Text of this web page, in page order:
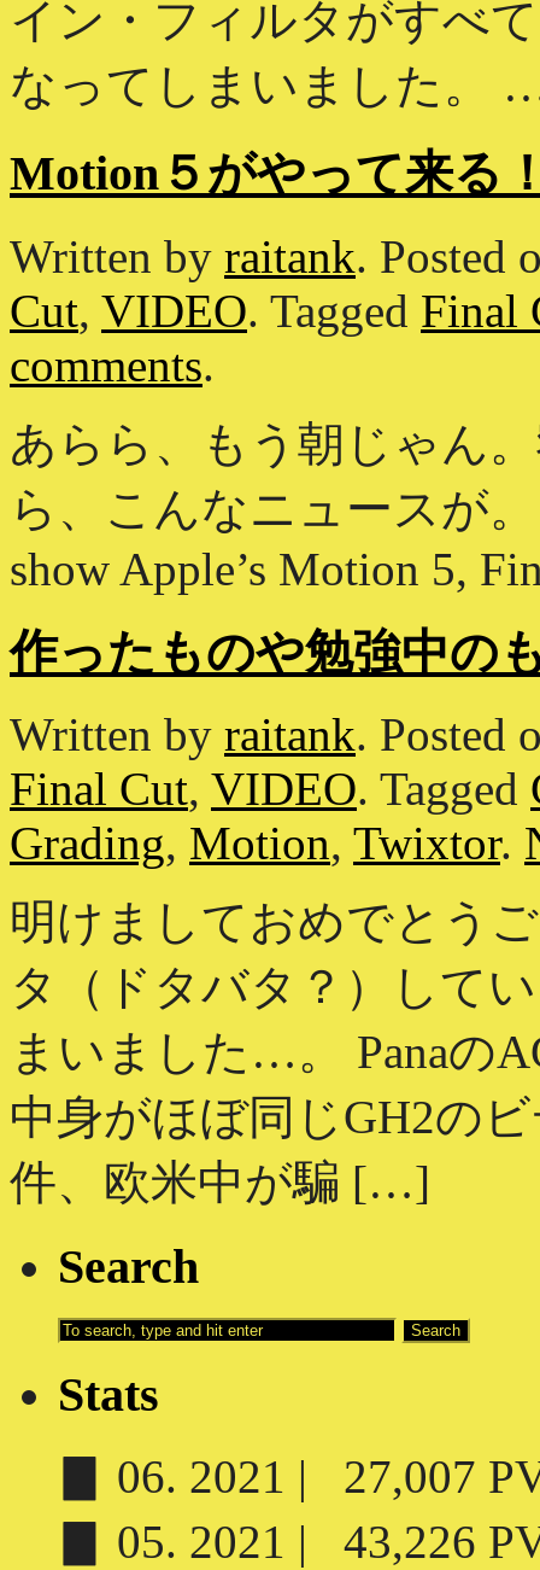
イン・フィルタがすべ
なってしまいました。
Motion５がやって来る
Written by raitank. Posted
Cut, VIDEO. Tagged Final
comments.
あらら、もう朝じゃん
ら、こんなニュースが
show Apple’s Motion 5,
作ったものや勉強中の
Written by raitank. Posted
Final Cut, VIDEO. Tagged
Grading, Motion, Twixtor.
明けましておめでとう
タ（ドタバタ？）して
まいました…。 Panaの
中身がほぼ同じGH2の
件、欧米中が騙 […]
Search
Stats
▊ 06. 2021 | 27,007
▊ 05. 2021 | 43,226